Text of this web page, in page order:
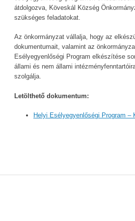
átdolgozva, Köveskál Község
szükséges feladatokat.
Az önkormányzat vállalja, hogy az
dokumentumait, valamint az
Esélyegyenlőségi Program elkészítése
állami és nem állami
szolgálja.
Letölthető dokumentum:
Helyi Esélyegyenlőségi Program